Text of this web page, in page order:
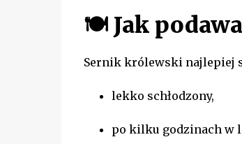
🍽️ Jak
Sernik królewski najlepiej
lekko schłodzony,
po kilku godzinach w